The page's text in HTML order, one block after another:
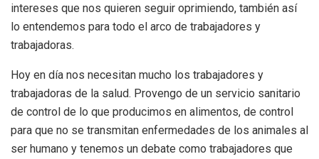
intereses que nos quieren seguir oprimiendo, también así
lo entendemos para todo el arco de trabajadores y
trabajadoras.
Hoy en día nos necesitan mucho los trabajadores y
trabajadoras de la salud. Provengo de un servicio sanitario
de control de lo que producimos en alimentos, de control
para que no se transmitan enfermedades de los animales al
ser humano y tenemos un debate como trabajadores que